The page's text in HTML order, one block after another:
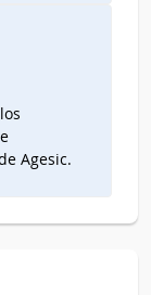
Agesic.